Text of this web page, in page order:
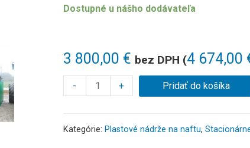
3 800,00 € bez DPH (4 674,00
Dostupné u nášho dodávateľa
- + Pridať do košíka
Kategórie: Plastové nádrže na naftu,